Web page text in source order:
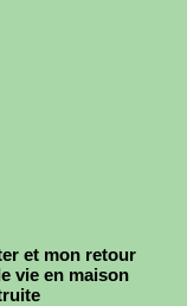
et mon retour
vie en maison